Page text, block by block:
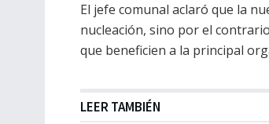
El jefe comunal aclaró que la
nucleación, sino por el
que beneficien a la principal
LEER TAMBIÉN